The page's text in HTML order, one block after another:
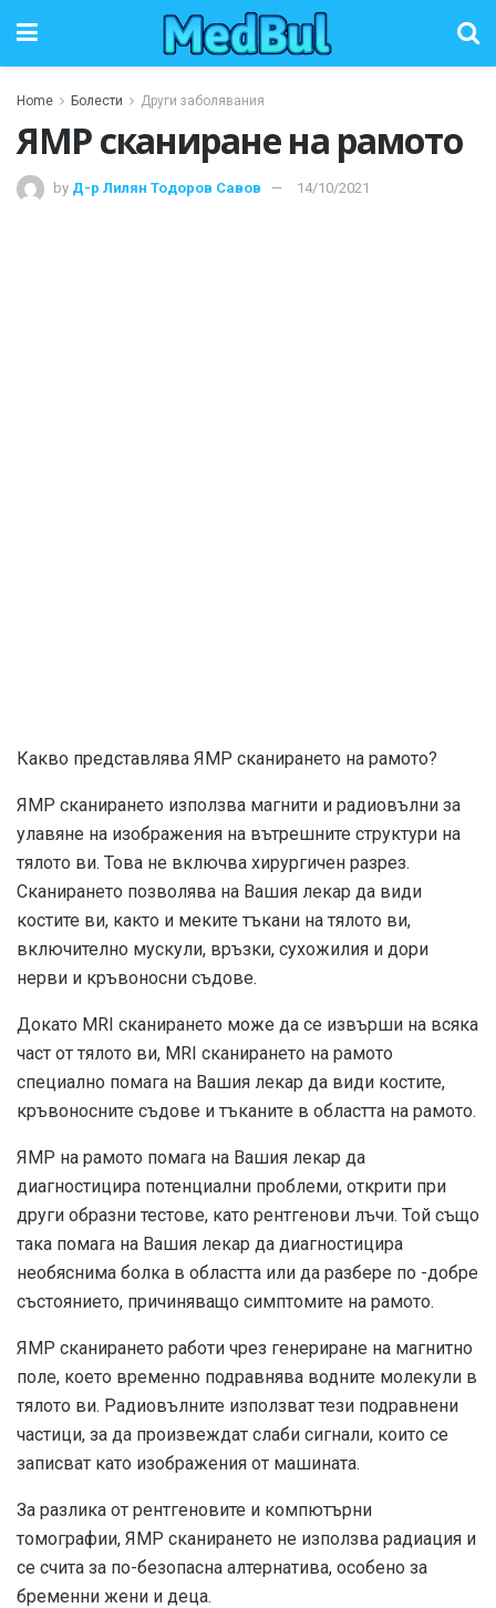
Home Болести Други заболявания
ЯМР сканиране на рамото
by Д-р Лилян Тодоров Савов 14/10/2021
Какво представлява ЯМР сканирането на рамото?
ЯМР сканирането използва магнити и радиовълни за
улавяне на изображения на вътрешните структури на
тялото ви. Това не включва хирургичен разрез.
Сканирането позволява на Вашия лекар да види
костите ви, както и меките тъкани на тялото ви,
включително мускули, връзки, сухожилия и дори
нерви и кръвоносни съдове.
Докато MRI сканирането може да се извърши на всяка
част от тялото ви, MRI сканирането на рамото
специално помага на Вашия лекар да види костите,
кръвоносните съдове и тъканите в областта на рамото.
ЯМР на рамото помага на Вашия лекар да
диагностицира потенциални проблеми, открити при
други образни тестове, като рентгенови лъчи. Той също
така помага на Вашия лекар да диагностицира
необяснима болка в областта или да разбере по -добре
състоянието, причиняващо симптомите на рамото.
ЯМР сканирането работи чрез генериране на магнитно
поле, което временно подравнява водните молекули в
тялото ви. Радиовълните използват тези подравнени
частици, за да произвеждат слаби сигнали, които се
записват като изображения от машината.
За разлика от рентгеновите и компютърни
томографии, ЯМР сканирането не използва радиация и
се счита за по-безопасна алтернатива, особено за
бременни жени и деца.